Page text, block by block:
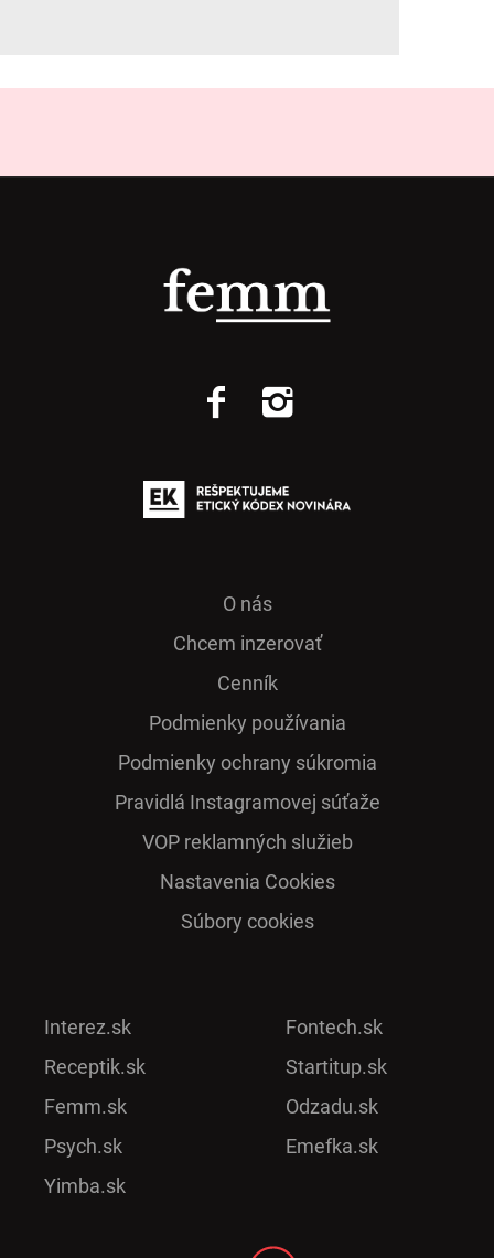
O nás
Chcem inzerovať
Cenník
Podmienky používania
Podmienky ochrany súkromia
Pra­vidlá Ins­ta­gra­mo­vej sú­ťaže
VOP reklamných služieb
Nastavenia Cookies
Súbory cookies
Interez.sk
Receptik.sk
Femm.sk
Psych.sk
Yimba.sk
Fontech.sk
Startitup.sk
Odzadu.sk
Emefka.sk